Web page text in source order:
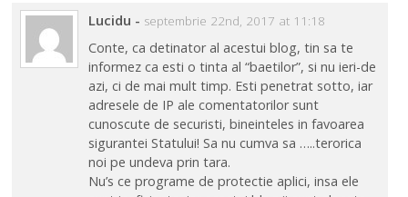
Lucidu - septembrie 22nd, 2017 at 11:18
Conte, ca detinator al acestui blog, tin sa te
informez ca esti o tinta al “baetilor”, si nu ieri-de
azi, ci de mai mult timp. Esti penetrat sotto, iar
adresele de IP ale comentatorilor sunt
cunoscute de securisti, bineinteles in favoarea
sigurantei Statului! Sa nu cumva sa …..terorica
noi pe undeva prin tara.
Nu’s ce programe de protectie aplici, insa ele